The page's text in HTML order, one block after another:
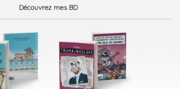
Découvrez mes BD